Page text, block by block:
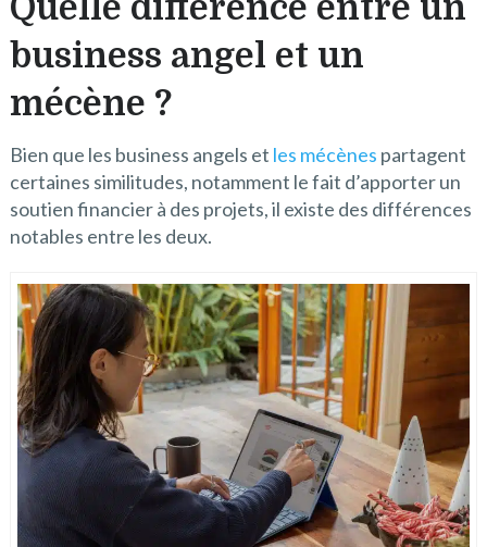
Quelle différence entre un
business angel et un
mécène ?
Bien que les business angels et les mécènes partagent
certaines similitudes, notamment le fait d’apporter un
soutien financier à des projets, il existe des différences
notables entre les deux.